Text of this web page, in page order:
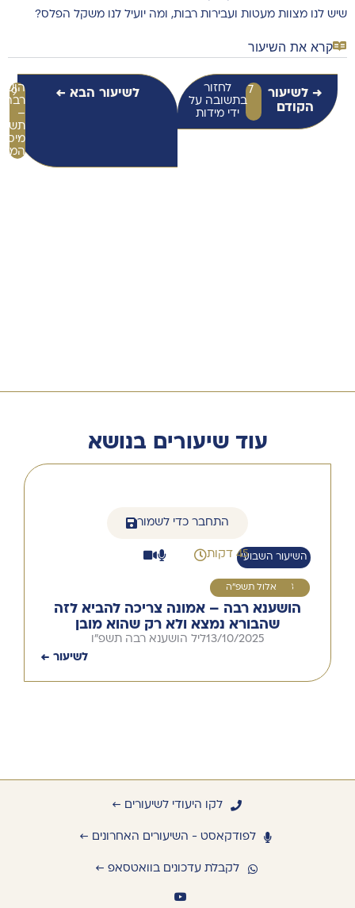
שיש לנו מצוות מעטות ועבירות רבות, ומה יועיל לנו משקל הפלס?
קרא את השיעור
→ לשיעור
הקודם
7
לחזור
בתשובה על
ידי מידות
לשיעור הבא ← 9
רבה
–
עוד שיעורים בנושא
התחבר כדי לשמור
השיעור השבועי
45 דקות
8 אלול תשפ"ה
הושענא רבה – אמונה צריכה להביא לזה
שהבורא נמצא ולא רק שהוא מובן
13/10/2025ליל הושענא רבה תשפ"ו
לשיעור ←
לקו היעודי לשיעורים ←
לפודקאסט - השיעורים האחרונים ←
לקבלת עדכונים בוואטסאפ ←